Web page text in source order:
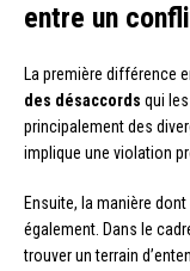
entre un
La première différence
des désaccords qui
principalement des
implique une violation
Ensuite, la manière
également. Dans le
trouver un terrain